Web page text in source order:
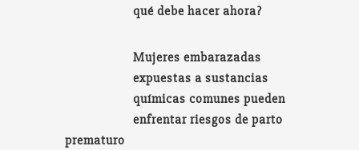
qué debe hacer ahora?
Mujeres embarazadas
expuestas a sustancias
químicas comunes pueden
enfrentar riesgos de parto
prematuro